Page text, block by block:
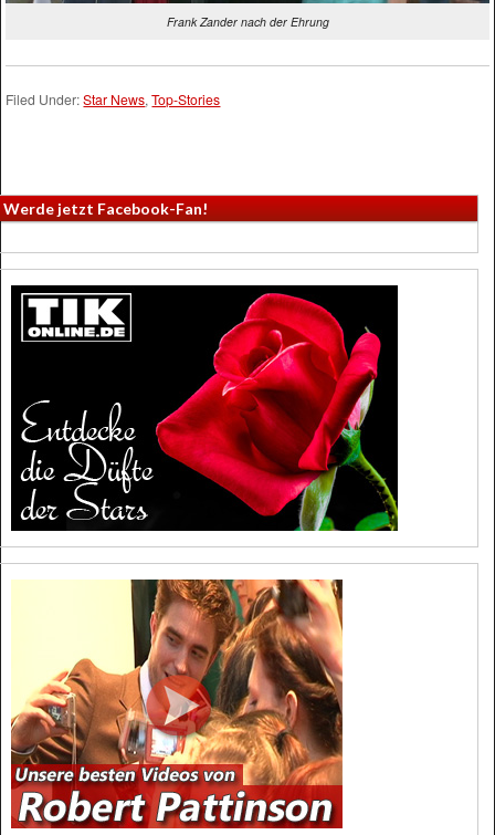
Frank Zander nach der Ehrung
Filed Under:Star News,Top-Stories
Werde jetzt Facebook-Fan!